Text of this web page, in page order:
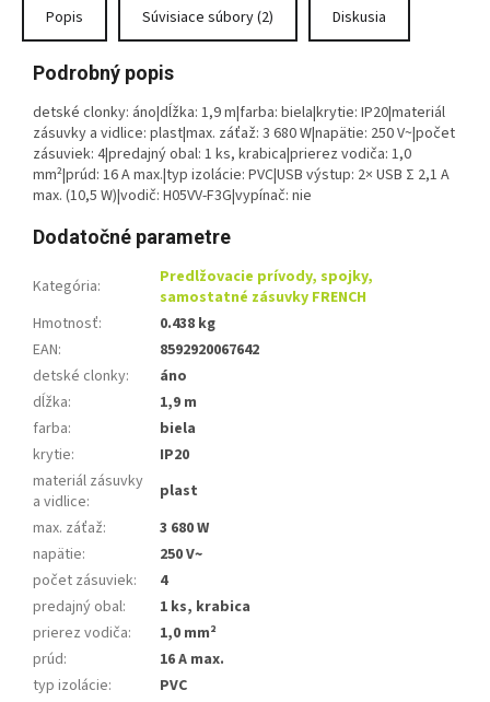
Popis Súvisiace súbory (2) Diskusia
Podrobný popis
detské clonky: áno|dĺžka: 1,9 m|farba: biela|krytie: IP20|materiál
zásuvky a vidlice: plast|max. záťaž: 3 680 W|napätie: 250 V~|počet
zásuviek: 4|predajný obal: 1 ks, krabica|prierez vodiča: 1,0
mm²|prúd: 16 A max.|typ izolácie: PVC|USB výstup: 2× USB Σ 2,1 A
max. (10,5 W)|vodič: H05VV-F3G|vypínač: nie
Dodatočné parametre
Kategória:
Predlžovacie prívody, spojky,
samostatné zásuvky FRENCH
Hmotnosť:
0.438 kg
EAN:
8592920067642
detské clonky:
áno
dĺžka:
1,9 m
farba:
biela
krytie:
IP20
materiál zásuvky
a vidlice:
plast
max. záťaž:
3 680 W
napätie:
250 V~
počet zásuviek:
4
predajný obal:
1 ks, krabica
prierez vodiča:
1,0 mm²
prúd:
16 A max.
typ izolácie:
PVC